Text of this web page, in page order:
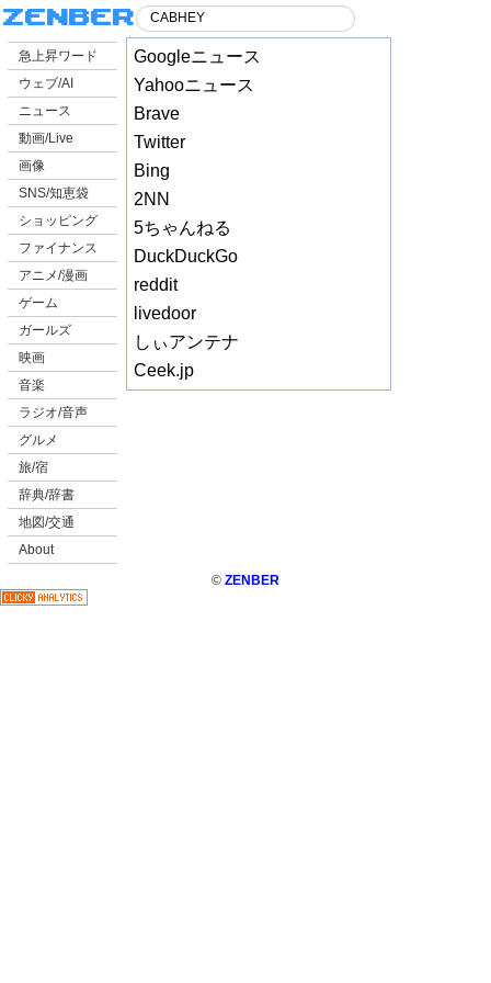
急上昇ワード
ウェブ/AI
ニュース
動画/Live
画像
SNS/知恵袋
ショッピング
ファイナンス
アニメ/漫画
ゲーム
ガールズ
映画
音楽
ラジオ/音声
グルメ
旅/宿
辞典/辞書
地図/交通
About
Googleニュース
Yahooニュース
Brave
Twitter
Bing
2NN
5ちゃんねる
DuckDuckGo
reddit
livedoor
しぃアンテナ
Ceek.jp
© ZENBER